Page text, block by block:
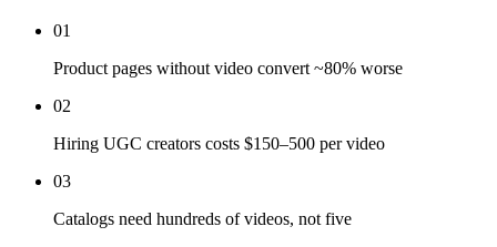
01
Product pages without video convert ~80% worse
02
Hiring UGC creators costs $150–500 per video
03
Catalogs need hundreds of videos, not five